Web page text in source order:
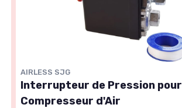
AIRLESS SJG
Interrupteur de Pression pour
Compresseur d'Air